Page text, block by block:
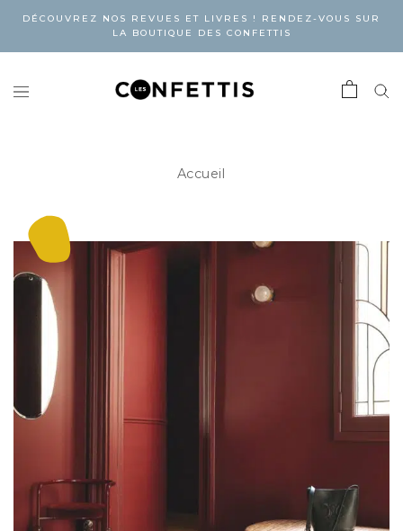
DÉCOUVREZ NOS REVUES ET LIVRES ! RENDEZ-VOUS SUR
LA BOUTIQUE DES CONFETTIS
Accueil